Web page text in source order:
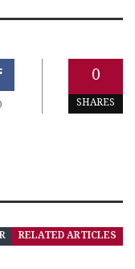
0
SHARES
RELATED ARTICLES